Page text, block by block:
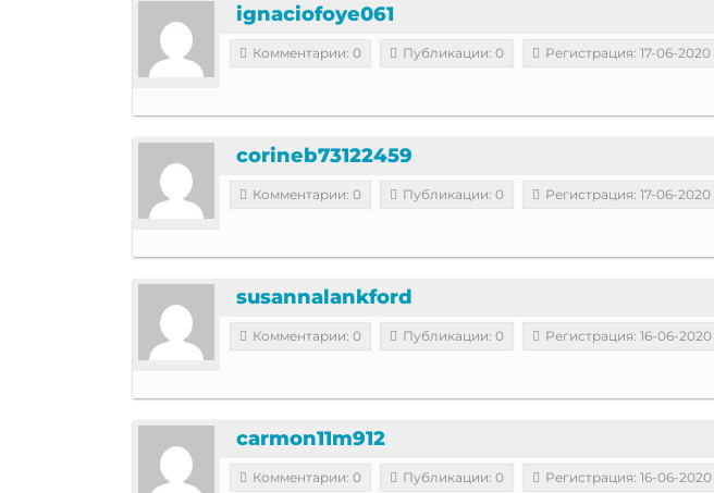
ignaciofoye061
Комментарии: 0 Публикации: 0 Регистрация: 17-06-2020
corineb73122459
Комментарии: 0 Публикации: 0 Регистрация: 17-06-2020
susannalankford
Комментарии: 0 Публикации: 0 Регистрация: 16-06-2020
carmon11m912
Комментарии: 0 Публикации: 0 Регистрация: 16-06-2020